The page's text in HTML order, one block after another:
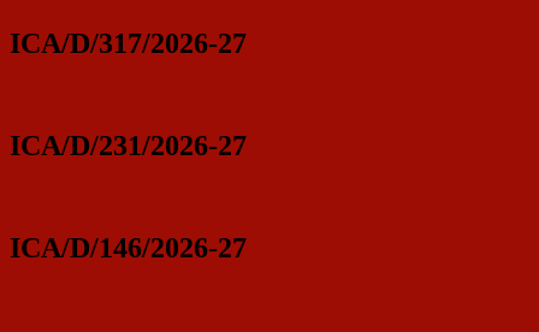
ICA/D/317/2026-27
ICA/D/231/2026-27
ICA/D/146/2026-27